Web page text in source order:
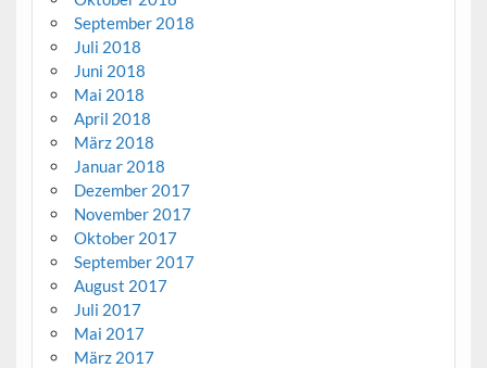
September 2018
Juli 2018
Juni 2018
Mai 2018
April 2018
März 2018
Januar 2018
Dezember 2017
November 2017
Oktober 2017
September 2017
August 2017
Juli 2017
Mai 2017
März 2017